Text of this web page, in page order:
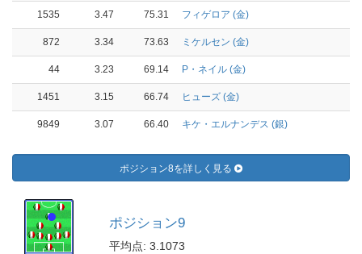
1535 3.47 75.31 フィゲロア (金)
872 3.34 73.63 ミケルセン (金)
44 3.23 69.14 P・ネイル (金)
1451 3.15 66.74 ヒューズ (金)
9849 3.07 66.40 キケ・エルナンデス (銀)
ポジション8を詳しく見る
ポジション9
平均点: 3.1073